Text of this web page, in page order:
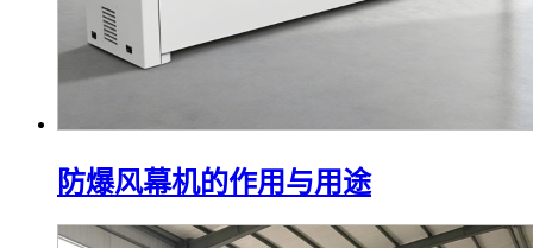
防爆风幕机的作用与用途